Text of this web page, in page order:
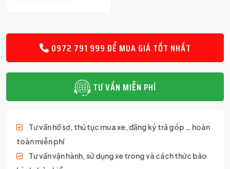
0972 791 999 ĐỂ MUA GIÁ TỐT NHẤT
TƯ VẤN MIỄN PHÍ
Tư vấn hồ sơ, thủ tục mua xe, đăng ký trả góp … hoàn
toàn miễn phí
Tư vấn vận hành, sử dụng xe trong và cách thức bảo